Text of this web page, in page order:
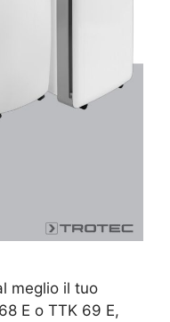
meglio il tuo
E o TTK 69 E,